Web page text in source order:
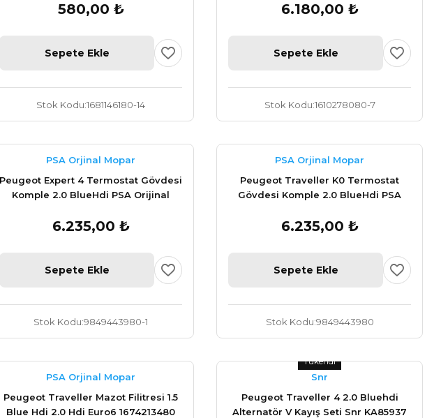
580,00 ₺
Sepete Ekle
Stok Kodu 1681146180-14
6.180,00 ₺
Sepete Ekle
Stok Kodu 1610278080-7
PSA Orjinal Mopar
Peugeot Expert 4 Termostat Gövdesi
Komple 2.0 BlueHdi PSA Orijinal
6.235,00 ₺
Sepete Ekle
Stok Kodu 9849443980-1
PSA Orjinal Mopar
Peugeot Traveller K0 Termostat
Gövdesi Komple 2.0 BlueHdi PSA
6.235,00 ₺
Sepete Ekle
Stok Kodu 9849443980
PSA Orjinal Mopar
Peugeot Traveller Mazot Filitresi 1.5
Blue Hdi 2.0 Hdi Euro6 1674213480
Tükendi
Snr
Peugeot Traveller 4 2.0 Bluehdi
Alternatör V Kayış Seti Snr KA85937